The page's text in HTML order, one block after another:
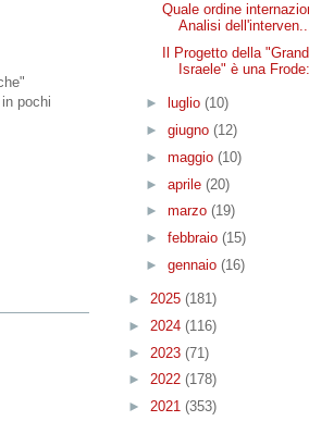
pochi
Quale ordine
Analisi
Il Progetto della
Israele" è una
► luglio (10)
► giugno (12)
► maggio (10)
► aprile (20)
► marzo (19)
► febbraio (15)
► gennaio (16)
► 2025 (181)
► 2024 (116)
► 2023 (71)
► 2022 (178)
► 2021 (353)